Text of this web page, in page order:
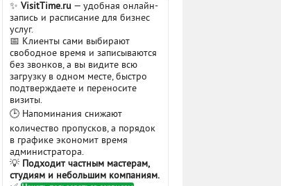
✨ VisitTime.ru — удобная онлайн-
запись и расписание для бизнес
услуг.
📅 Клиенты сами выбирают
свободное время и записываются
без звонков, а вы видите всю
загрузку в одном месте, быстро
подтверждаете и переносите
визиты.
🕒 Напоминания снижают
количество пропусков, а порядок
в графике экономит время
администратора.
💡 Подходит частным мастерам,
студиям и небольшим компаниям.